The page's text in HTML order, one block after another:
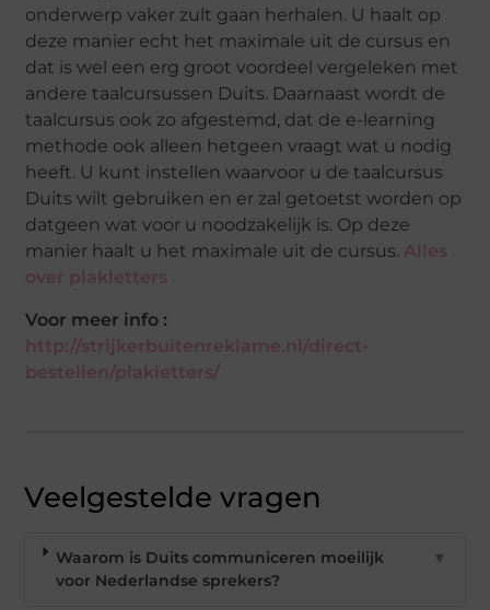
onderwerp vaker zult gaan herhalen. U haalt op
deze manier echt het maximale uit de cursus en
dat is wel een erg groot voordeel vergeleken met
andere taalcursussen Duits. Daarnaast wordt de
taalcursus ook zo afgestemd, dat de e-learning
methode ook alleen hetgeen vraagt wat u nodig
heeft. U kunt instellen waarvoor u de taalcursus
Duits wilt gebruiken en er zal getoetst worden op
datgeen wat voor u noodzakelijk is. Op deze
manier haalt u het maximale uit de cursus.Alles
over plakletters
Voor meer info :
http://strijkerbuitenreklame.nl/direct-
bestellen/plakletters/
Veelgestelde vragen
Waarom is Duits communiceren moeilijk
voor Nederlandse sprekers?
▼